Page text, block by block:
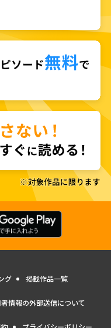
グ 掲載作品一覧
情報の外部送信について